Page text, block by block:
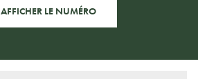
AFFICHER LE NUMÉRO